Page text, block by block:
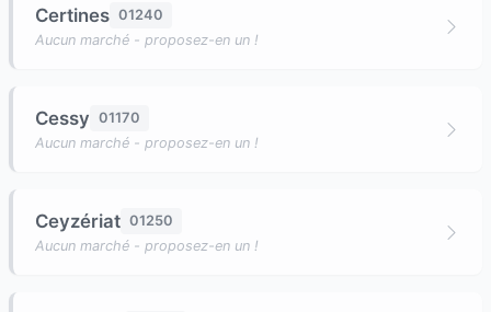
Certines 01240
Aucun marché - proposez-en un !
Cessy 01170
Aucun marché - proposez-en un !
Ceyzériat 01250
Aucun marché - proposez-en un !